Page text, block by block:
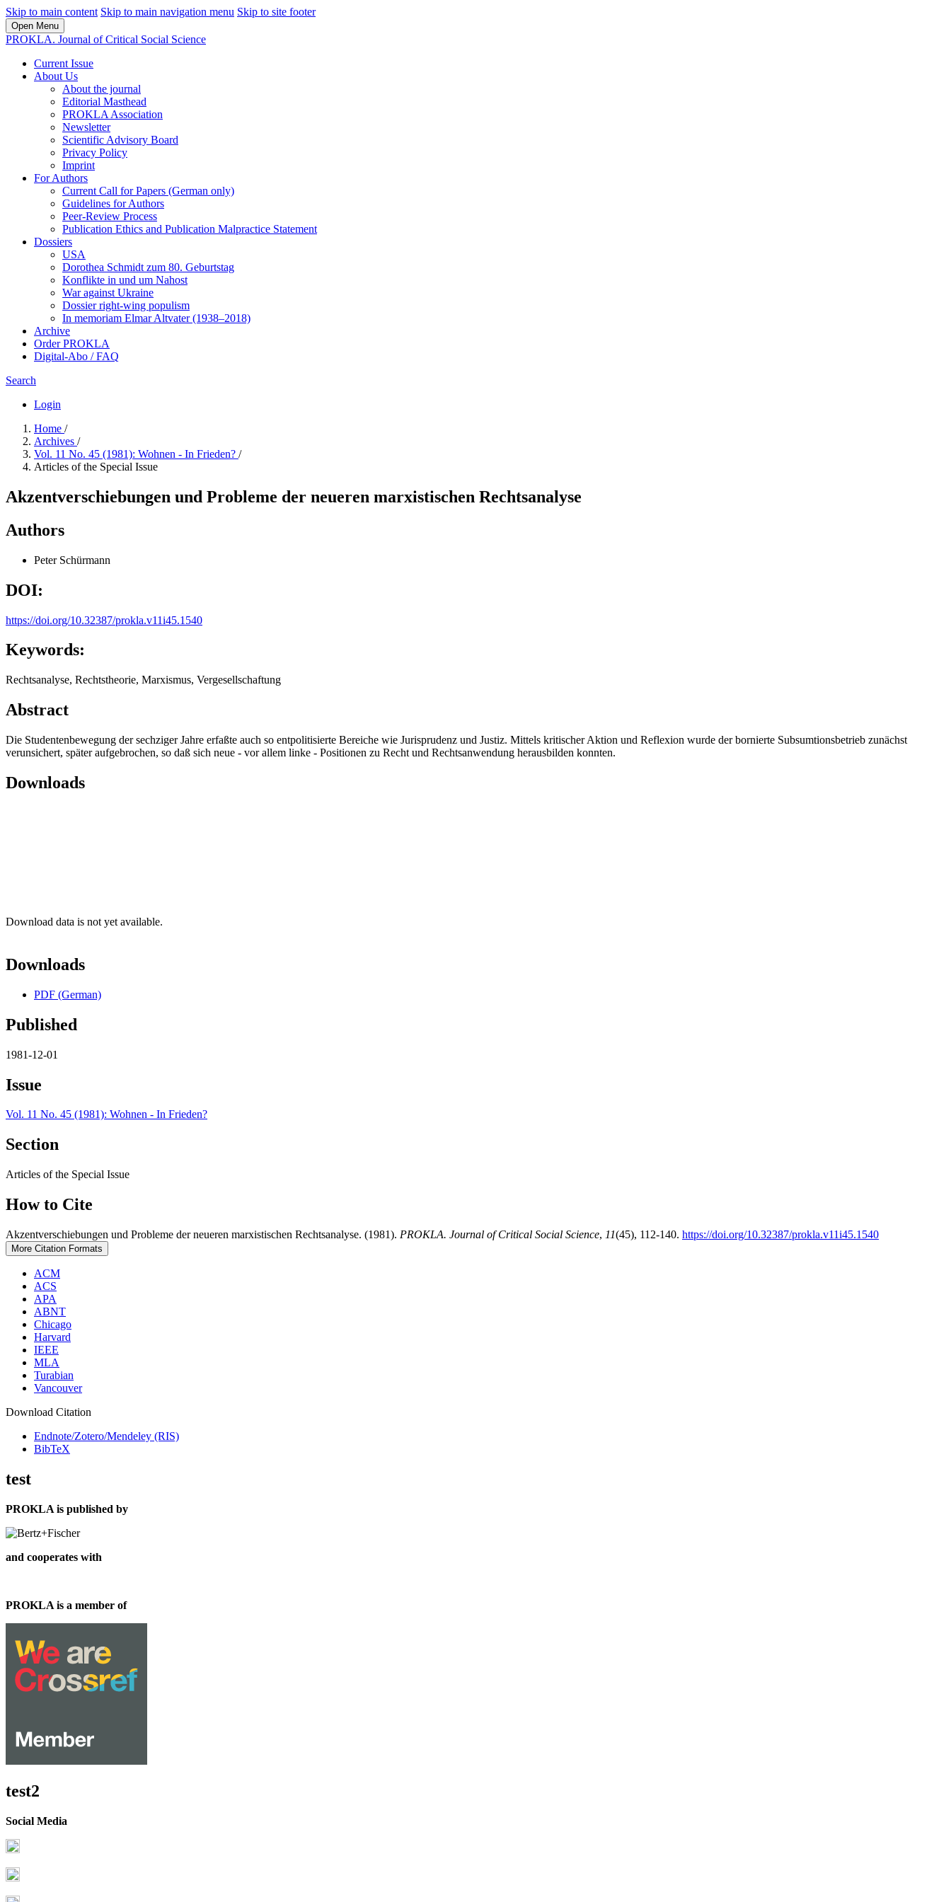
Skip to main content Skip to main navigation menu Skip to site footer
Open Menu
PROKLA. Journal of Critical Social Science
Current Issue
About Us
About the journal
Editorial Masthead
PROKLA Association
Newsletter
Scientific Advisory Board
Privacy Policy
Imprint
For Authors
Current Call for Papers (German only)
Guidelines for Authors
Peer-Review Process
Publication Ethics and Publication Malpractice Statement
Dossiers
USA
Dorothea Schmidt zum 80. Geburtstag
Konflikte in und um Nahost
War against Ukraine
Dossier right-wing populism
In me­mo­ri­am Elmar Altvater (1938–2018)
Archive
Order PROKLA
Digital-Abo / FAQ
Search
Login
Home /
Archives /
Vol. 11 No. 45 (1981): Wohnen - In Frieden? /
Articles of the Special Issue
Akzentverschiebungen und Probleme der neueren marxistischen Rechtsanalyse
Authors
Peter Schürmann
DOI:
https://doi.org/10.32387/prokla.v11i45.1540
Keywords:
Rechtsanalyse, Rechtstheorie, Marxismus, Vergesellschaftung
Abstract
Die Studentenbewegung der sechziger Jahre erfaßte auch so entpolitisierte Bereiche wie Jurisprudenz und Justiz. Mittels kritischer Aktion und Reflexion wurde der bornierte Subsumtionsbetrieb zunächst
verunsichert, später aufgebrochen, so daß sich neue - vor allem linke - Positionen zu Recht und Rechtsanwendung herausbilden konnten.
Downloads
Download data is not yet available.
Downloads
PDF (German)
Published
1981-12-01
Issue
Vol. 11 No. 45 (1981): Wohnen - In Frieden?
Section
Articles of the Special Issue
How to Cite
Akzentverschiebungen und Probleme der neueren marxistischen Rechtsanalyse. (1981). PROKLA. Journal of Critical Social Science, 11(45), 112-140. https://doi.org/10.32387/prokla.v11i45.1540
More Citation Formats
ACM
ACS
APA
ABNT
Chicago
Harvard
IEEE
MLA
Turabian
Vancouver
Download Citation
Endnote/Zotero/Mendeley (RIS)
BibTeX
test
PROKLA is published by
and cooperates with
PROKLA is a member of
test2
Social Media